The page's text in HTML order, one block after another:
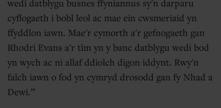
wedi datblygu busnes ffyniannus sy'n darparu
cyflogaeth i bobl leol ac mae ein cwsmeriaid yn
ffyddlon iawn. Mae'r cymorth a'r gefnogaeth gan
Rhodri Evans a'r tîm yn y banc datblygu wedi bod
yn wych ac ni allaf ddiolch digon iddynt. Rwy'n
falch iawn o fod yn cymryd drosodd gan fy Nhad a
Dewi.